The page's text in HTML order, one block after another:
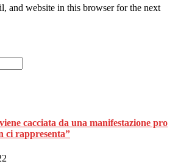
and website in this browser for the next
cacciata da una manifestazione pro
ci rappresenta”